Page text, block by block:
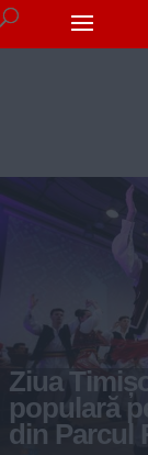
Ziua
populară
din Parcul